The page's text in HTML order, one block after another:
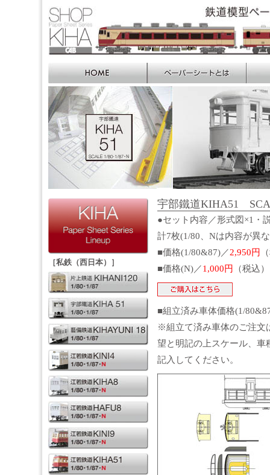
宇部鐵道KIHA51
●セット内容／形式図×1
計7枚(1/80、Nは内容が異
■価格(1/80&87)／2,950円
■価格(N)／1,000円 （税込
■組立済み車体価格(1/
※組立て済み車体のご注文
望と明記の上スケール、車
記入してください。
［私鉄（西日本）］